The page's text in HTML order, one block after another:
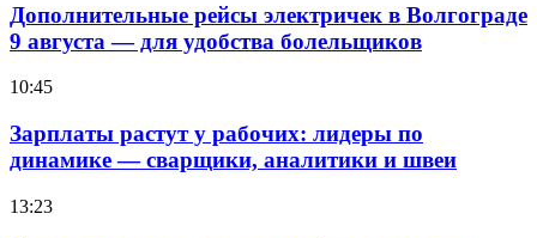
Дополнительные рейсы электричек в Волгограде
9 августа — для удобства болельщиков
10:45
Зарплаты растут у рабочих: лидеры по
динамике — сварщики, аналитики и швеи
13:23